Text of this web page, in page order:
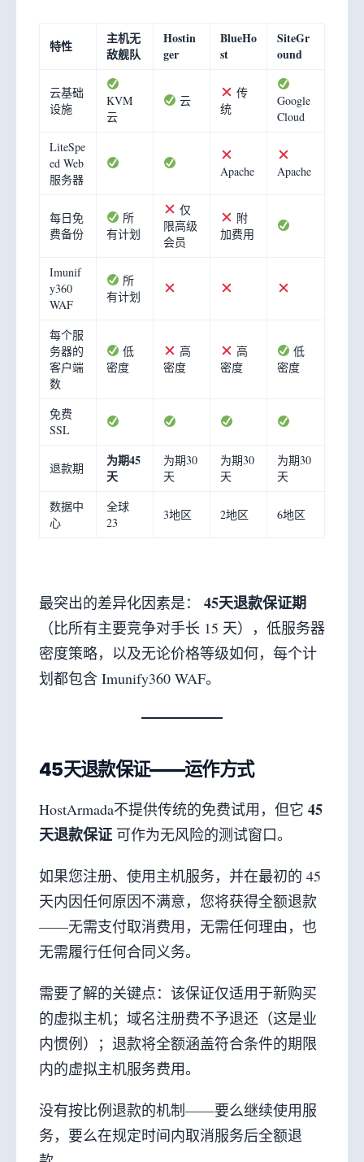
特性
主机无
敌舰队
Hostin
ger
BlueHo
st
SiteGr
ound
云基础
设施
KVM
云
云
传
统
Google
Cloud
LiteSpe
ed Web
服务器
Apache Apache
每日免
费备份
所
有计划
仅
限高级
会员
附
加费用
Imunif
y360
WAF
所
有计划
每个服
务器的
客户端
数
低
密度
高
密度
高
密度
低
密度
免费
SSL
退款期
为期45
天
为期30
天
为期30
天
为期30
天
数据中
心
全球
23
3地区 2地区 6地区
最突出的差异化因素是： 45天退款保证期
（比所有主要竞争对手长 15 天），低服务器
密度策略，以及无论价格等级如何，每个计
划都包含 Imunify360 WAF。
45天退款保证——运作方式
HostArmada不提供传统的免费试用，但它 45
天退款保证 可作为无风险的测试窗口。
如果您注册、使用主机服务，并在最初的 45
天内因任何原因不满意，您将获得全额退款
——无需支付取消费用，无需任何理由，也
无需履行任何合同义务。
需要了解的关键点：该保证仅适用于新购买
的虚拟主机；域名注册费不予退还（这是业
内惯例）；退款将全额涵盖符合条件的期限
内的虚拟主机服务费用。
没有按比例退款的机制——要么继续使用服
务，要么在规定时间内取消服务后全额退